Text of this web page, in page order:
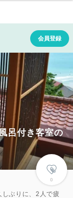
呂付き客室の
0
ぶりに、2人で疲